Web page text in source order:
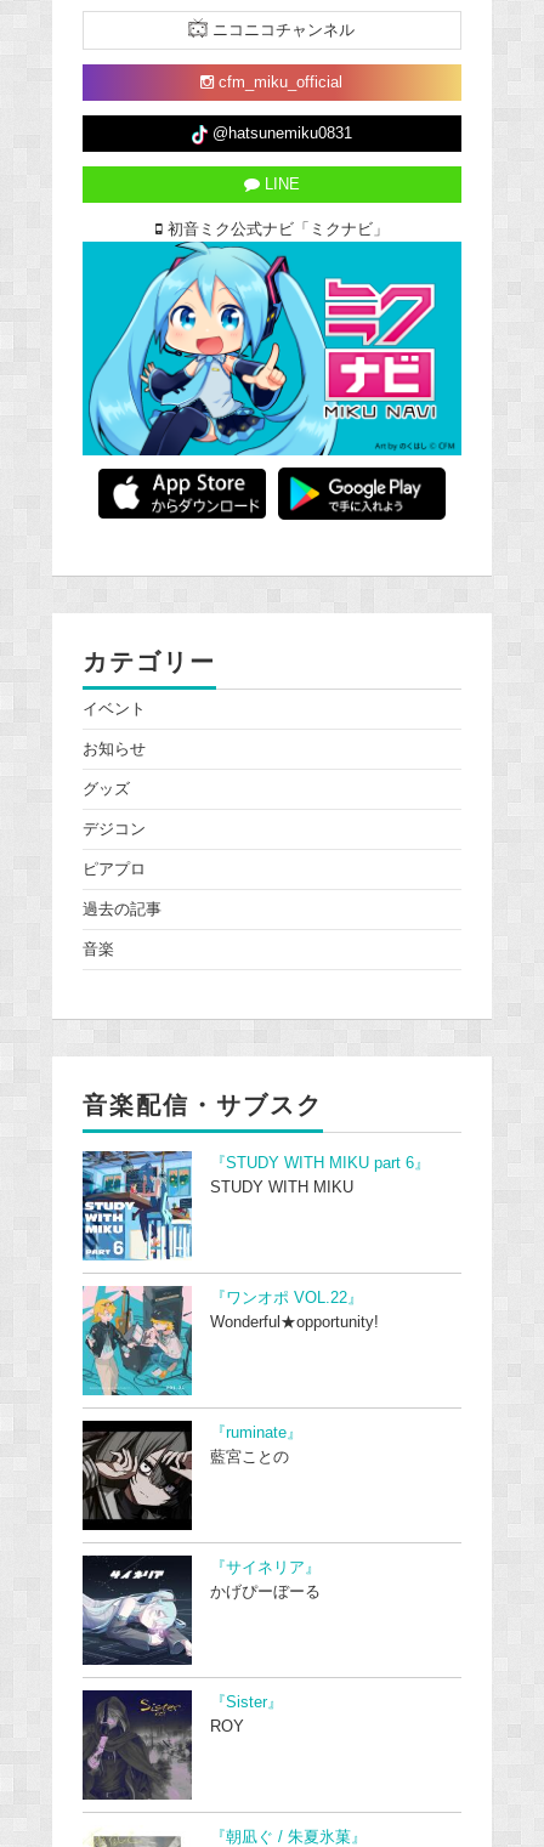
ニコニコチャンネル
cfm_miku_official
@hatsunemiku0831
LINE
初音ミク公式ナビ「ミクナビ」
カテゴリー
イベント
お知らせ
グッズ
デジコン
ピアプロ
過去の記事
音楽
音楽配信・サブスク
『STUDY WITH MIKU part 6』
STUDY WITH MIKU
『ワンオポ VOL.22』
Wonderful★opportunity!
『ruminate』
藍宮ことの
『サイネリア』
かげぴーぼーる
『Sister』
ROY
『朝凪ぐ / 朱夏氷菓』